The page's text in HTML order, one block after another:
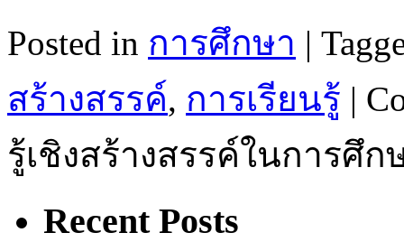
Posted in การศึกษา |
สร้างสรรค์, การเรียนรู้ |
รู้เชิงสร้างสรรค์ในการศึ
Recent Posts